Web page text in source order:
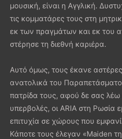
μουσική, είναι η Αγγλική.
τις κομματάρες τους στη
εκ των πραγμάτων και εκ του
στέρησε τη διεθνή καριέρα.
Αυτό όμως, τους έκανε
ανατολικά του
πατρίδα τους, αφού δε σας
υπερβολές, οι ARIA στη Ρωσία
επιτυχία σε χώρους που
Κάποτε τους έλεγαν «Maiden